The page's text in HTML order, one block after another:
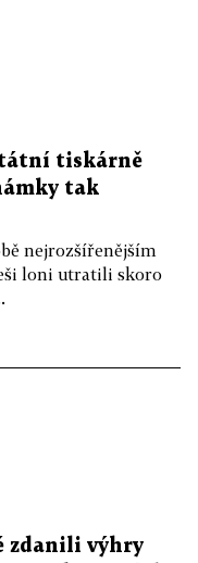
tiskárně
tak
nejrozšířenějším
loni utratili skoro
zdanili výhry